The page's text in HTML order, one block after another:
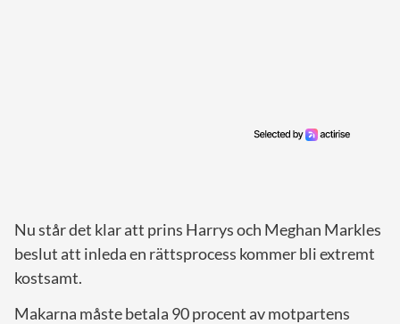
Nu står det klar att prins Harrys och Meghan Markles
beslut att inleda en rättsprocess kommer bli extremt
kostsamt.
Makarna måste betala 90 procent av motpartens